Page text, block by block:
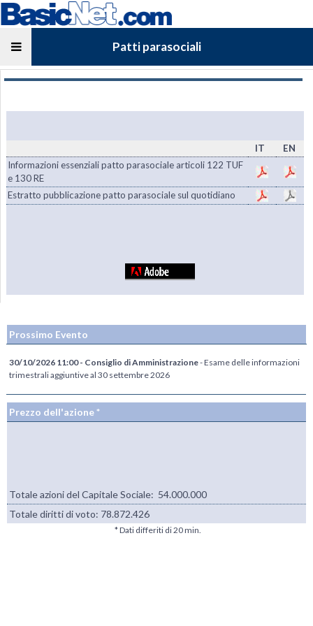
Patti parasociali
IT
EN
Informazioni essenziali patto parasociale articoli 122 TUF
e 130 RE
Estratto pubblicazione patto parasociale sul quotidiano
Prossimo Evento
30/10/2026 11:00 - Consiglio di Amministrazione- Esame delle informazioni
trimestrali aggiuntive al 30 settembre 2026
Prezzo dell'azione *
Totale azioni del Capitale Sociale: 54.000.000
Totale diritti di voto: 78.872.426
* Dati differiti di 20 min.